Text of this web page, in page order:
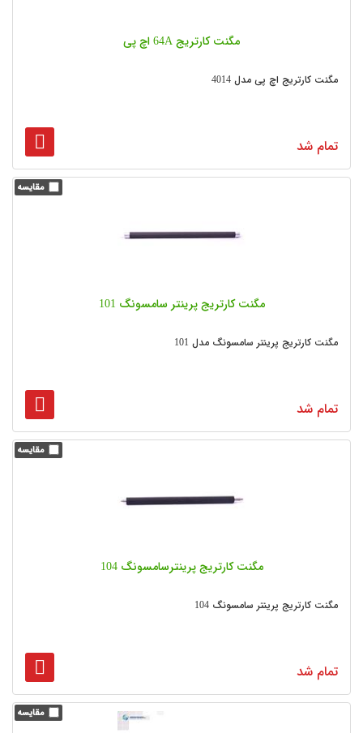
مگنت کارتریج 64A اچ پی
مگنت کارتریج اچ پی مدل 4014
تمام شد
مگنت کارتریج پرینتر سامسونگ 101
مگنت کارتریج پرینتر سامسونگ مدل 101
تمام شد
مگنت کارتریج پرینترسامسونگ 104
مگنت کارتریج پرینتر سامسونگ 104
تمام شد